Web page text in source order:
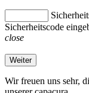
Sicherheitscode
close
Weiter
Wir freuen uns sehr,